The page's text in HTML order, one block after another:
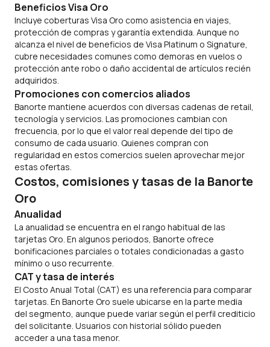
Beneficios Visa Oro
Incluye coberturas Visa Oro como asistencia en viajes,
protección de compras y garantía extendida. Aunque no
alcanza el nivel de beneficios de Visa Platinum o Signature,
cubre necesidades comunes como demoras en vuelos o
protección ante robo o daño accidental de artículos recién
adquiridos.
Promociones con comercios aliados
Banorte mantiene acuerdos con diversas cadenas de retail,
tecnología y servicios. Las promociones cambian con
frecuencia, por lo que el valor real depende del tipo de
consumo de cada usuario. Quienes compran con
regularidad en estos comercios suelen aprovechar mejor
estas ofertas.
Costos, comisiones y tasas de la Banorte
Oro
Anualidad
La anualidad se encuentra en el rango habitual de las
tarjetas Oro. En algunos periodos, Banorte ofrece
bonificaciones parciales o totales condicionadas a gasto
mínimo o uso recurrente.
CAT y tasa de interés
El Costo Anual Total (CAT) es una referencia para comparar
tarjetas. En Banorte Oro suele ubicarse en la parte media
del segmento, aunque puede variar según el perfil crediticio
del solicitante. Usuarios con historial sólido pueden
acceder a una tasa menor.